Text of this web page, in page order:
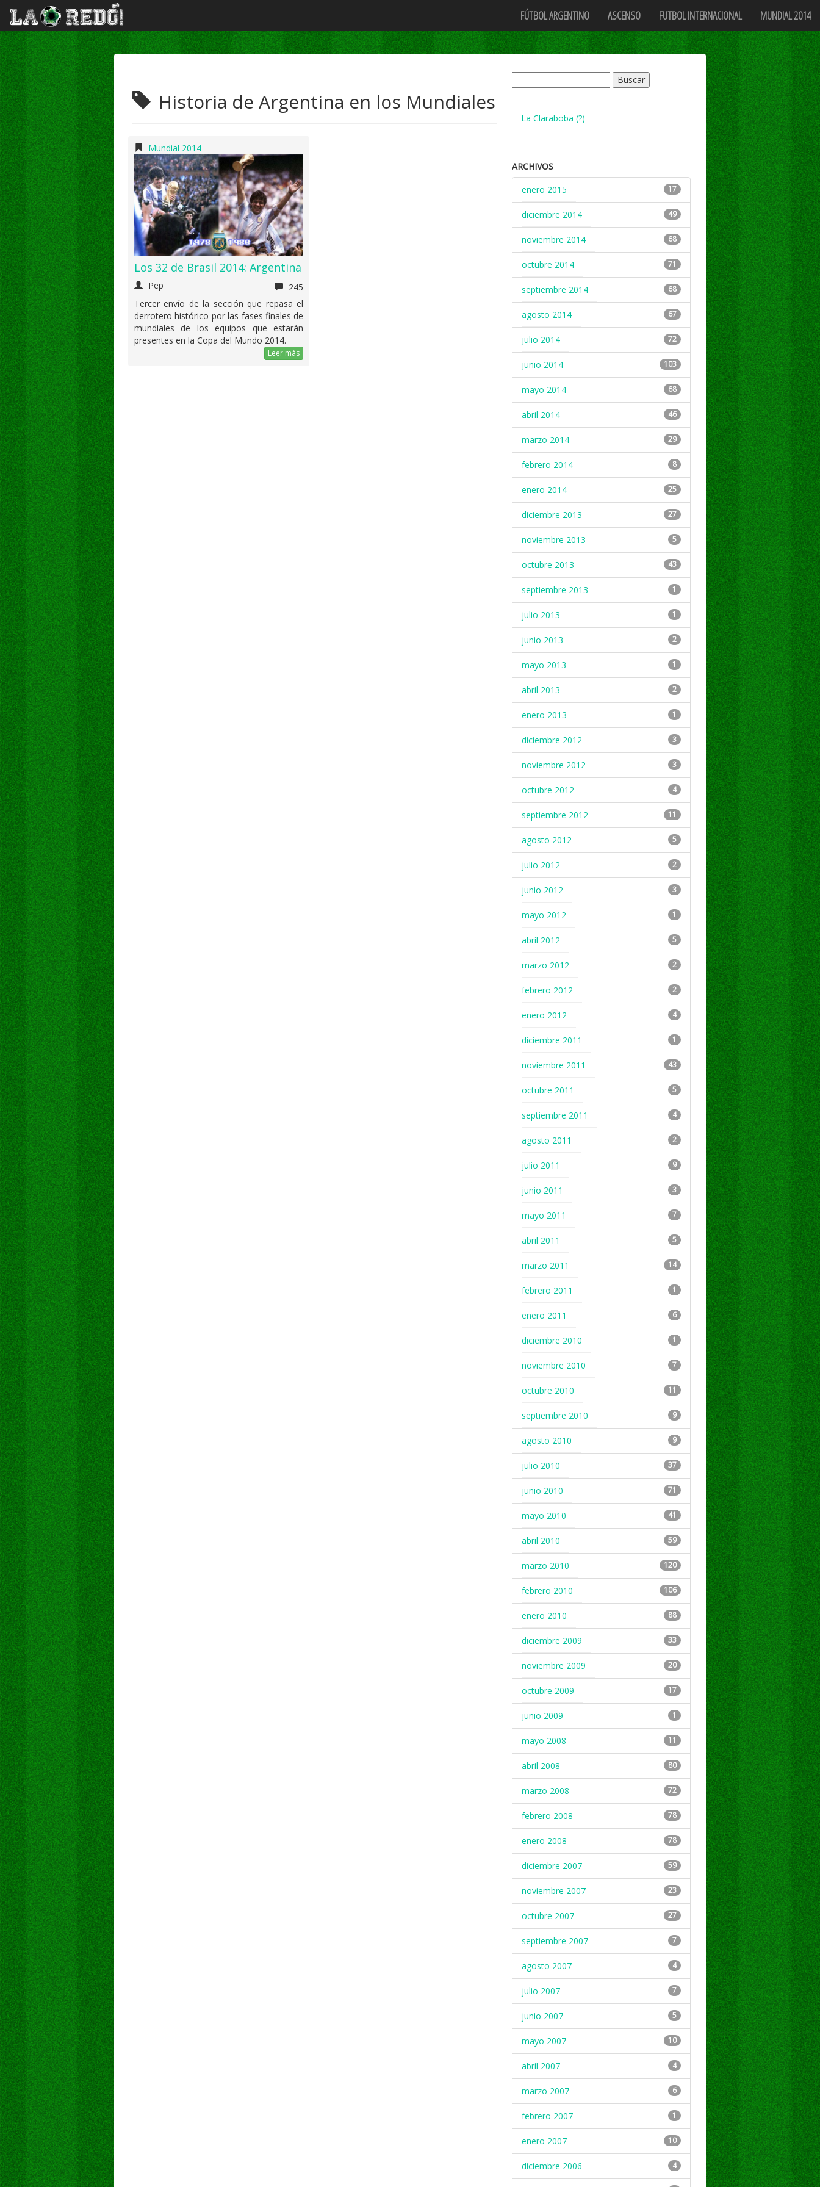
FÚTBOL ARGENTINO ASCENSO FUTBOL INTERNACIONAL MUNDIAL 2014
Historia de Argentina en los Mundiales
Mundial 2014
Los 32 de Brasil 2014: Argentina
Pep
245
Tercer envío de la sección que repasa el
derrotero histórico por las fases finales de
mundiales de los equipos que estarán
presentes en la Copa del Mundo 2014.
Leer más
La Claraboba (?)
ARCHIVOS
enero 2015
17
diciembre 2014 49
noviembre 2014 68
octubre 2014 71
septiembre 2014 68
agosto 2014 67
julio 2014 72
junio 2014 103
mayo 2014 68
abril 2014 46
marzo 2014 29
febrero 2014 8
enero 2014 25
diciembre 2013 27
noviembre 2013 5
octubre 2013 43
septiembre 2013 1
julio 2013 1
junio 2013 2
mayo 2013 1
abril 2013 2
enero 2013 1
diciembre 2012 3
noviembre 2012 3
octubre 2012 4
septiembre 2012 11
agosto 2012 5
julio 2012 2
junio 2012 3
mayo 2012 1
abril 2012 5
marzo 2012 2
febrero 2012 2
enero 2012 4
diciembre 2011 1
noviembre 2011 43
octubre 2011 5
septiembre 2011 4
agosto 2011 2
julio 2011 9
junio 2011 3
mayo 2011 7
abril 2011 5
marzo 2011 14
febrero 2011 1
enero 2011 6
diciembre 2010 1
noviembre 2010 7
octubre 2010 11
septiembre 2010 9
agosto 2010 9
julio 2010 37
junio 2010 71
mayo 2010 41
abril 2010 59
marzo 2010 120
febrero 2010 106
enero 2010 88
diciembre 2009 33
noviembre 2009 20
octubre 2009 17
junio 2009 1
mayo 2008 11
abril 2008 80
marzo 2008 72
febrero 2008 78
enero 2008 78
diciembre 2007 59
noviembre 2007 23
octubre 2007 27
septiembre 2007 7
agosto 2007 4
julio 2007 7
junio 2007 5
mayo 2007 10
abril 2007 4
marzo 2007 6
febrero 2007 1
enero 2007 10
diciembre 2006 4